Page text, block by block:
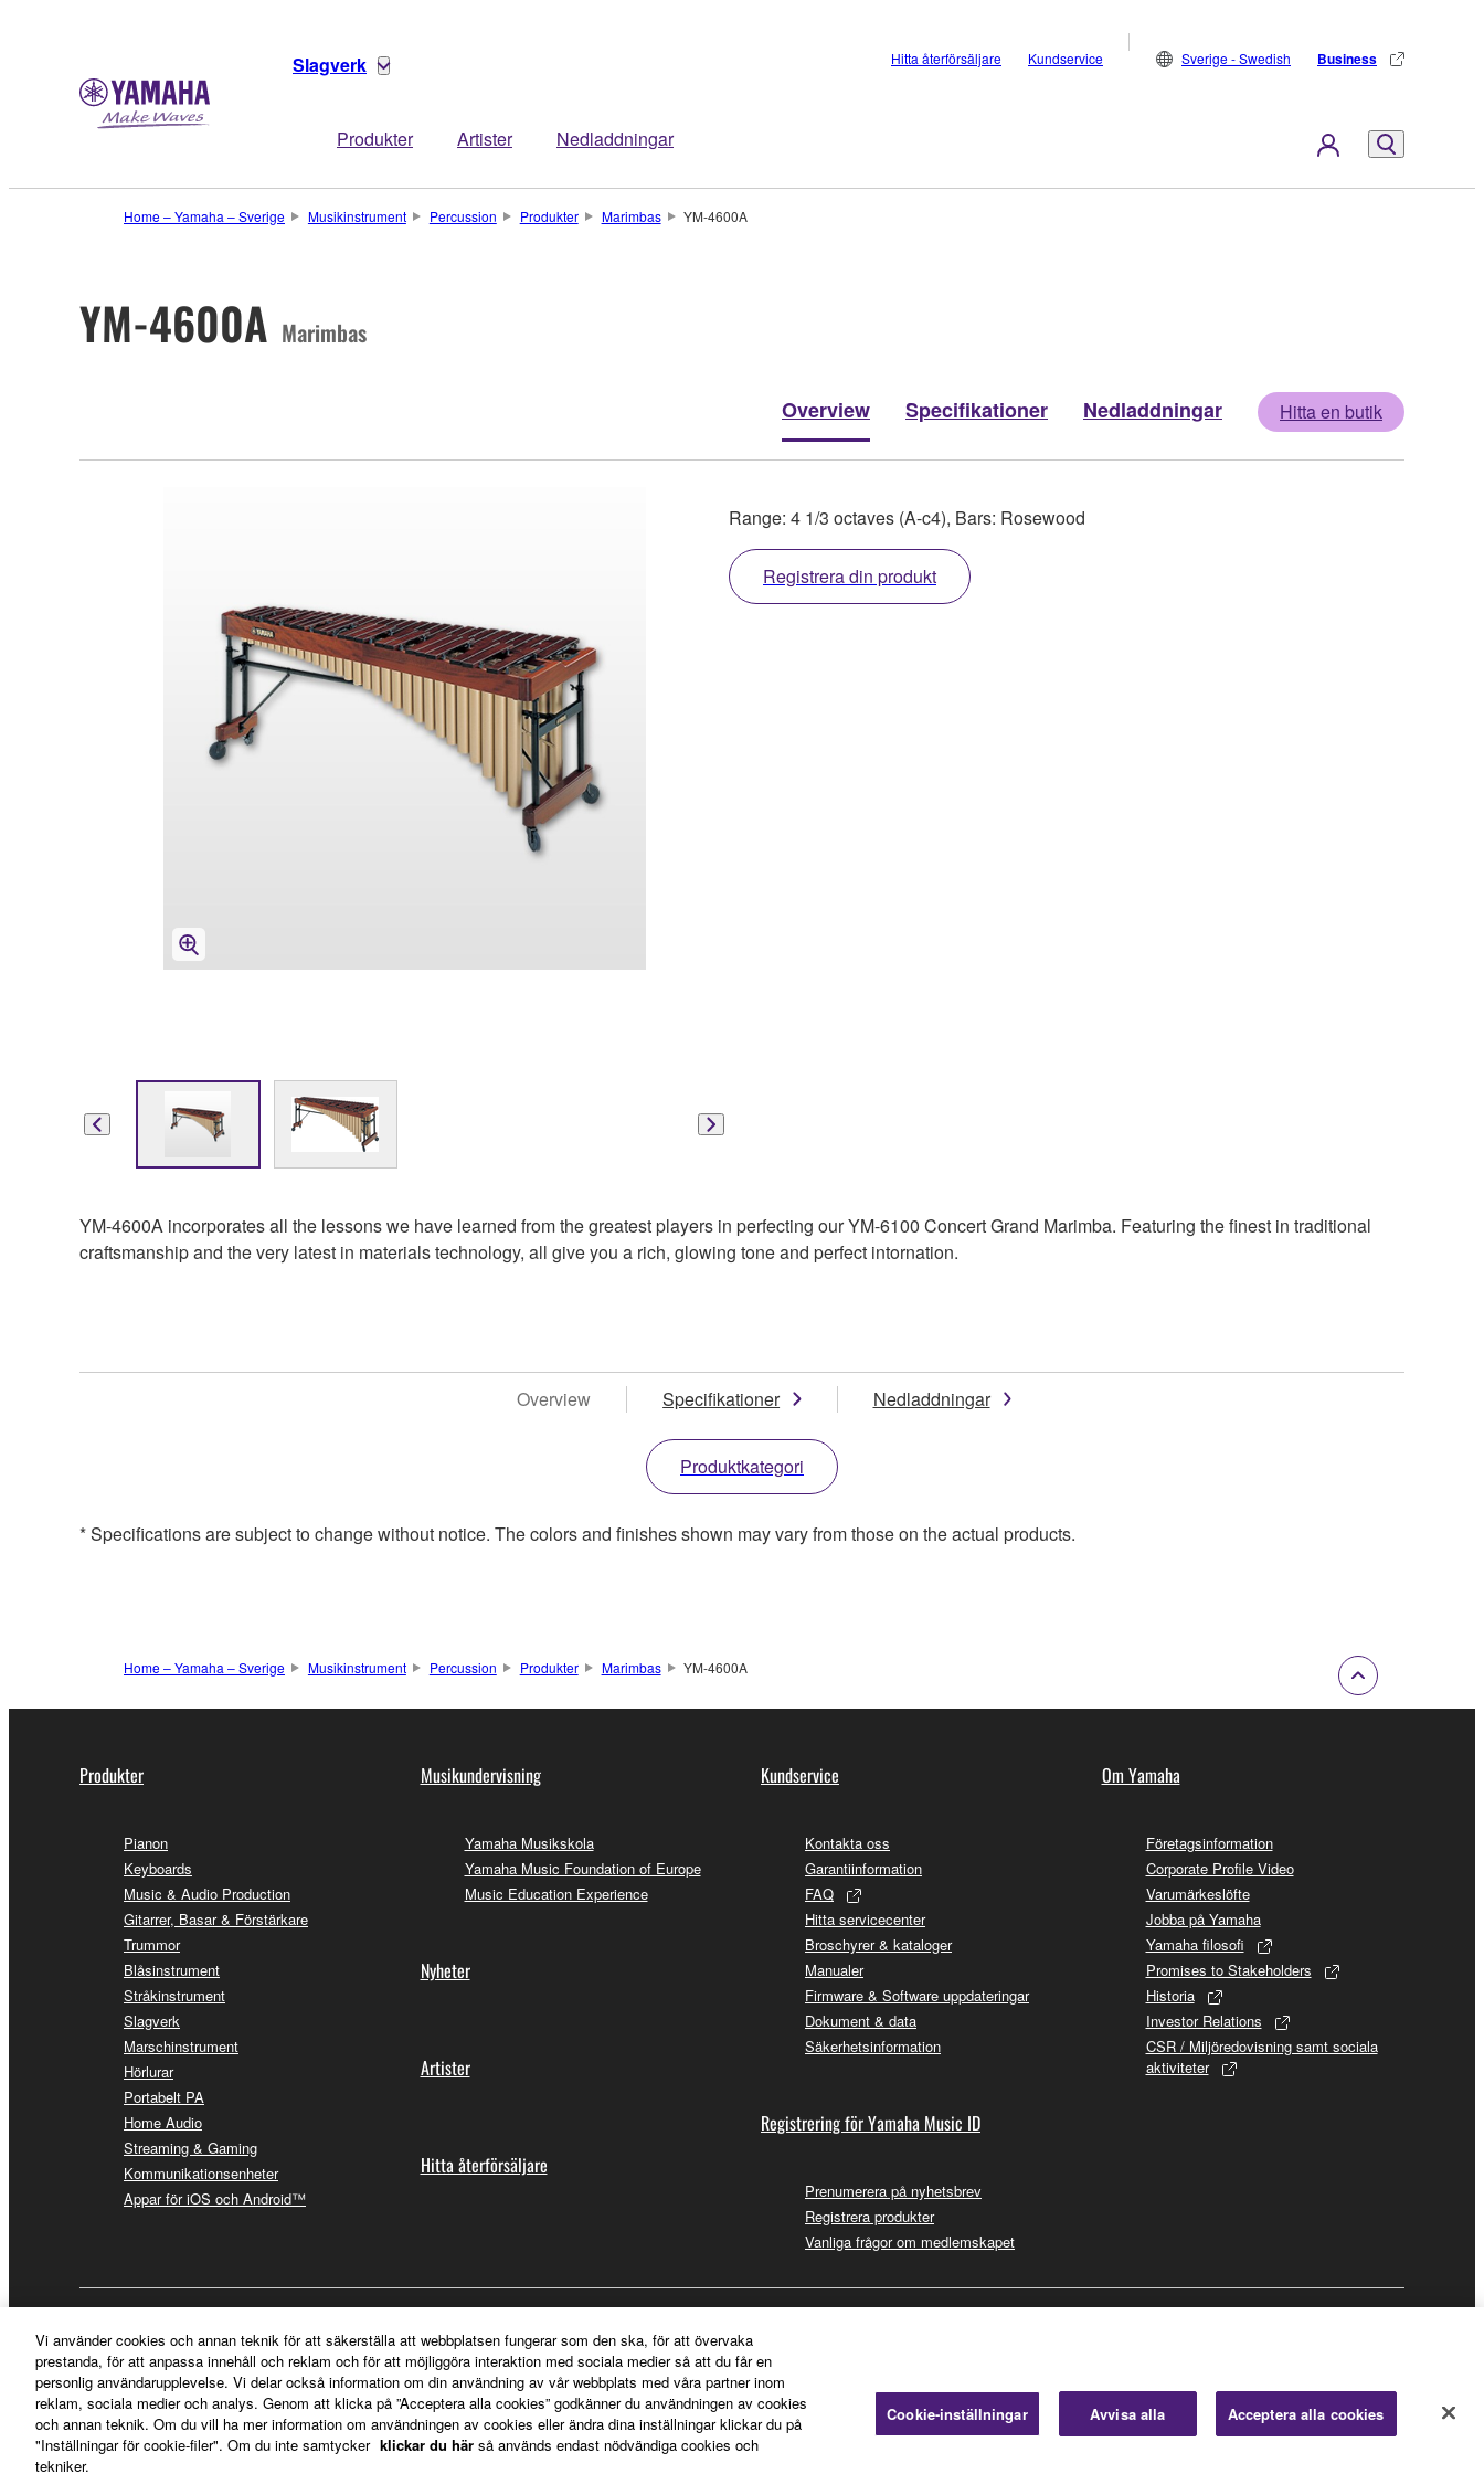
Slagverk
Produkter Artister Nedladdningar
Hitta återförsäljare Kundservice Sverige - Swedish Business
Home – Yamaha – Sverige Musikinstrument Percussion Produkter Marimbas YM-4600A
YM-4600A Marimbas
Overview Specifikationer Nedladdningar Hitta en butik
Range: 4 1/3 octaves (A-c4), Bars: Rosewood
Registrera din produkt
YM-4600A incorporates all the lessons we have learned from the greatest players in perfecting our YM-6100 Concert Grand Marimba. Featuring the finest in traditional
craftsmanship and the very latest in materials technology, all give you a rich, glowing tone and perfect intornation.
Overview Specifikationer Nedladdningar
Produktkategori
* Specifications are subject to change without notice. The colors and finishes shown may vary from those on the actual products.
Home – Yamaha – Sverige Musikinstrument Percussion Produkter Marimbas YM-4600A
Produkter
Pianon
Keyboards
Music & Audio Production
Gitarrer, Basar & Förstärkare
Trummor
Blåsinstrument
Stråkinstrument
Slagverk
Marschinstrument
Hörlurar
Portabelt PA
Home Audio
Streaming & Gaming
Kommunikationsenheter
Appar för iOS och Android™
Musikundervisning
Yamaha Musikskola
Yamaha Music Foundation of Europe
Music Education Experience
Nyheter
Artister
Hitta återförsäljare
Kundservice
Kontakta oss
Garantiinformation
FAQ
Hitta servicecenter
Broschyrer & kataloger
Manualer
Firmware & Software uppdateringar
Dokument & data
Säkerhetsinformation
Registrering för Yamaha Music ID
Prenumerera på nyhetsbrev
Registrera produkter
Vanliga frågor om medlemskapet
Om Yamaha
Företagsinformation
Corporate Profile Video
Varumärkeslöfte
Jobba på Yamaha
Yamaha filosofi
Promises to Stakeholders
Historia
Investor Relations
CSR / Miljöredovisning samt sociala
aktiviteter
Vi använder cookies och annan teknik för att säkerställa att webbplatsen fungerar som den ska, för att övervaka
prestanda, för att anpassa innehåll och reklam och för att möjliggöra interaktion med sociala medier så att du får en
personlig användarupplevelse. Vi delar också information om din användning av vår webbplats med våra partner inom
reklam, sociala medier och analys. Genom att klicka på ”Acceptera alla cookies” godkänner du användningen av cookies
och annan teknik. Om du vill ha mer information om användningen av cookies eller ändra dina inställningar klickar du på
"Inställningar för cookie-filer". Om du inte samtycker klickar du här så används endast nödvändiga cookies och
tekniker.
Cookie-inställningar Avvisa alla Acceptera alla cookies